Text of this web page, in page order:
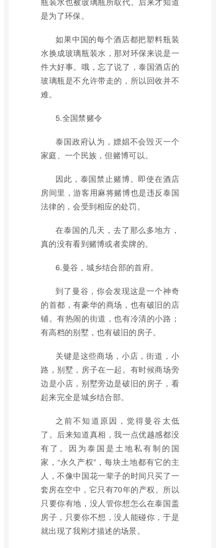
是为了环保。
如果中国的每个酒店都把塑料瓶装
水换成玻璃瓶装水，那对环保来说是一
件大好事。哦，忘了说了，泰国酒店的
玻璃瓶是不允许带走的，所以回收并不
难。
5.全国禁赌令
泰国政府认为，嫖娼不会毁灭一个
家庭、一个民族，但赌博可以。
因此，泰国禁止赌博。即使在酒店
房间里，游客用麻将赌博也是违反泰国
法律的，会受到相应的处罚。
在泰国的几天，去了那么多地方，
真的没有看到赌博或者卖牌的。
6.曼谷，城乡结合部的首府。
到了曼谷，你会发现这是一个神奇
的首都，有豪华的商场，也有破旧的店
铺。有热闹的街道，也有冷清的小路；
有高档的别墅，也有破旧的房子。
关键是这些商场，小店，街道，小
路，别墅，房子在一起。有时候商场旁
边是小店，别墅旁边是破旧的房子，看
起来完全是城乡结合部。
之前不知道原因，觉得曼谷太低
了。后来知道真相，我一点优越感都没
有了。因为泰国是土地私有制的国
家，“永久产权”，每块土地都有它的主
人，不像中国花一辈子的时间只买了一
套房在空中，它只有70年的产权。所以
只要你有地，没人管你想怎么在泰国盖
房子，只要你不想，没人能碰你，于是
就出现了我刚才描述的场景。